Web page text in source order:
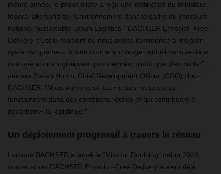
même année, le projet pilote a reçu une distinction du ministère
fédéral allemand de l'Environnement dans le cadre du concours
national Sustainable Urban Logistics. "DACHSER Emission-Free
Delivery, c'est le moment où nous avons commencé à intégrer
systématiquement la lutte contre le changement climatique dans
nos opérations logistiques quotidiennes, plutôt que d'en parler",
déclare Stefan Hohm, Chief Development Officer (CDO) chez
DACHSER. "Nous mettons en œuvre des mesures qui
fonctionnent dans des conditions réelles et qui contribuent à
décarboner la logistique."
Un déploiement progressif à travers le réseau
Lorsque DACHSER a lancé la "Mission Doubling" début 2023,
douze zones DACHSER Emission-Free Delivery étaient déjà